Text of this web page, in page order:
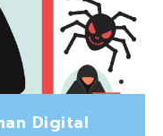
Digital